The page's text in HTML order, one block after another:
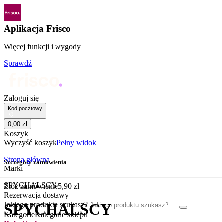
Aplikacja Frisco
Więcej funkcji i wygody
Sprawdź
Zaloguj się
Kod pocztowy
0,00 zł
Koszyk
Wyczyść koszykPełny widok
Szczegóły zamówienia
Złóż zamówienie5,90 zł
Rezerwacja dostawy
Jakiego produktu szukasz?
KategorieKategorie sklepu
Strona główna
Marki
SPYCHALSCY
SPYCHALSCY